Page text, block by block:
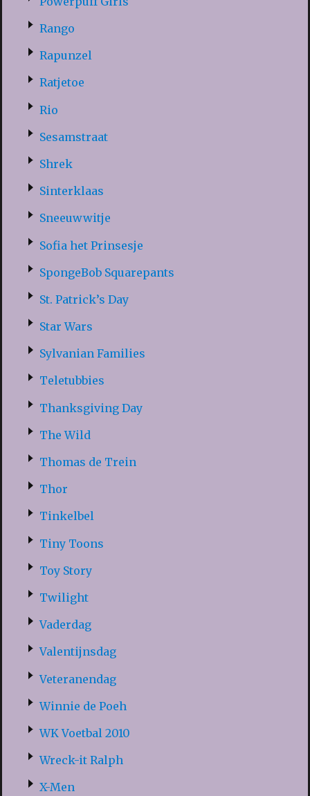
Rango
Rapunzel
Ratjetoe
Rio
Sesamstraat
Shrek
Sinterklaas
Sneeuwwitje
Sofia het Prinsesje
SpongeBob Squarepants
St. Patrick’s Day
Star Wars
Sylvanian Families
Teletubbies
Thanksgiving Day
The Wild
Thomas de Trein
Thor
Tinkelbel
Tiny Toons
Toy Story
Twilight
Vaderdag
Valentijnsdag
Veteranendag
Winnie de Poeh
WK Voetbal 2010
Wreck-it Ralph
X-Men